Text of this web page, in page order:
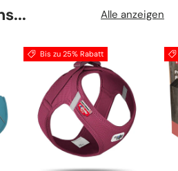
Alle anzeigen
Bis zu 25% Rabatt